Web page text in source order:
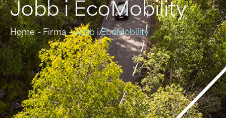
Jobb i EcoMobility
Home Firma Jobb i EcoMobility